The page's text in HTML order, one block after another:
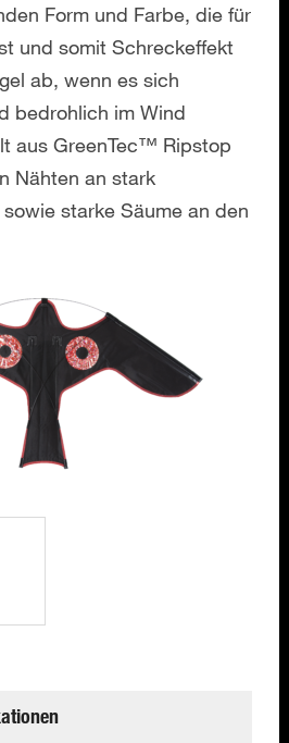
Form und Farbe, die für
und somit Schreckeffekt
ab, wenn es sich
bedrohlich im Wind
aus GreenTec™ Ripstop
Nähten an stark
starke Säume an den